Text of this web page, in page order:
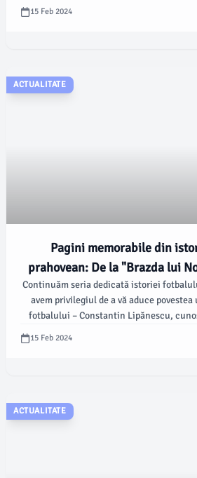
echipa de eșalon superior a reușit să
15 Feb 2024
ACTUALITATE
Pagini memorabile din
prahovean: De la "Brazda lui
surprize" (Istoria echipei de
CFPV Ploiești) -
Continuăm seria dedicată istoriei
avem privilegiul de a vă aduce
fotbalului – Constantin Lipănescu,
Tricolorului CFPV și unul dintre cei mai
15 Feb 2024
ACTUALITATE